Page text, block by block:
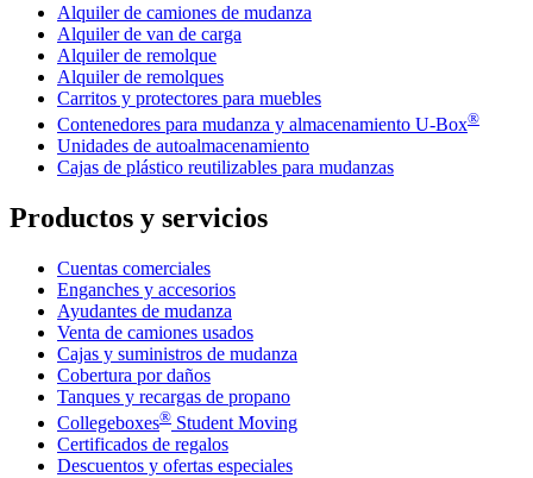
Alquiler de camiones de mudanza
Alquiler de van de carga
Alquiler de remolque
Alquiler de remolques
Carritos y protectores para muebles
Contenedores para mudanza y almacenamiento U-Box®
Unidades de autoalmacenamiento
Cajas de plástico reutilizables para mudanzas
Productos y servicios
Cuentas comerciales
Enganches y accesorios
Ayudantes de mudanza
Venta de camiones usados
Cajas y suministros de mudanza
Cobertura por daños
Tanques y recargas de propano
Collegeboxes® Student Moving
Certificados de regalos
Descuentos y ofertas especiales